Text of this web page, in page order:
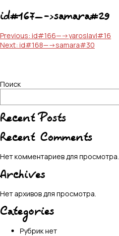
id#167—->samara#29
Навигация
по
Previous: id#166—->yaroslavl#16
Next: id#168—->samara#30
Поиск
Recent Posts
Recent Comments
Нет комментариев для просмотра.
Archives
Нет архивов для просмотра.
Categories
Рубрик нет